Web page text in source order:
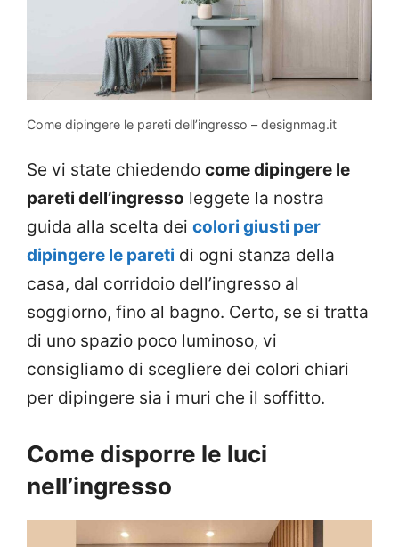
Come dipingere le pareti dell’ingresso – designmag.it
Se vi state chiedendo come dipingere le
pareti dell’ingresso leggete la nostra
guida alla scelta dei colori giusti per
dipingere le pareti di ogni stanza della
casa, dal corridoio dell’ingresso al
soggiorno, fino al bagno. Certo, se si tratta
di uno spazio poco luminoso, vi
consigliamo di scegliere dei colori chiari
per dipingere sia i muri che il soffitto.
Come disporre le luci
nell’ingresso